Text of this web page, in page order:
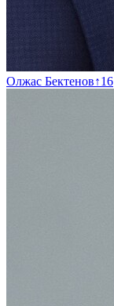
Олжас Бектенов↑16